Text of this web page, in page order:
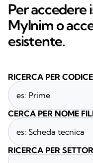
Per accedere
MyInim o
esistente.
RICERCA PER
CERCA PER NOME
RICERCA PER